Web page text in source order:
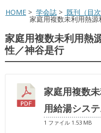
HOME > 学会誌 > 既刊（目次
家庭用複数未利用熱
家庭用複数未利用熱
性／神谷是行
家庭用複数
用給湯シス
1 ファイル 1.53 MB